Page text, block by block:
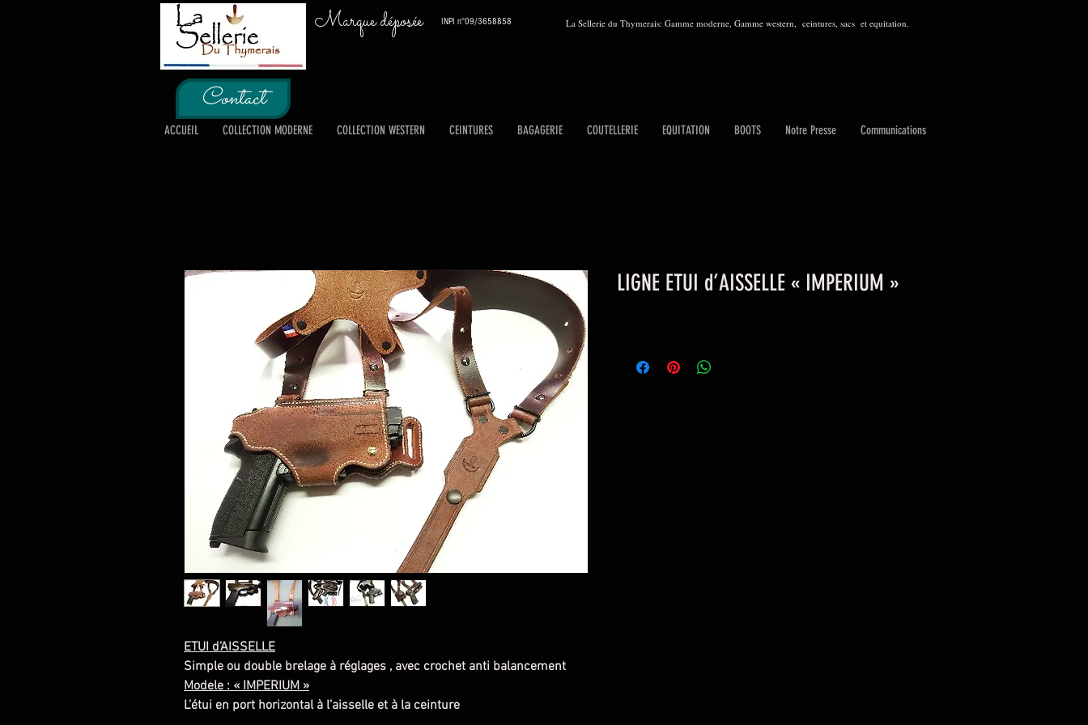
Marque déposée INPI n°09/3658858 La Sellerie du Thymerais: Gamme moderne, Gamme western, ceintures, sacs et equitation.
Contact
ACCUEIL COLLECTION MODERNE COLLECTION WESTERN CEINTURES BAGAGERIE COUTELLERIE EQUITATION BOOTS Notre Presse Communications
ETUI d’AISSELLE
Simple ou double brelage à réglages , avec crochet anti balancement
Modele : « IMPERIUM »
L’étui en port horizontal à l’aisselle et à la ceinture
LIGNE ETUI d’AISSELLE « IMPERIUM »